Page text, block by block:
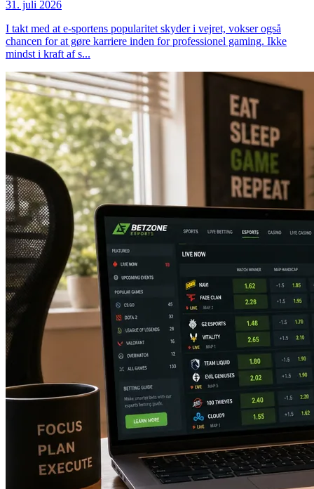
31. juli 2026
I takt med at e-sportens popularitet skyder i vejret, vokser også
chancen for at gøre karriere inden for professionel gaming. Ikke
mindst i kraft af s...